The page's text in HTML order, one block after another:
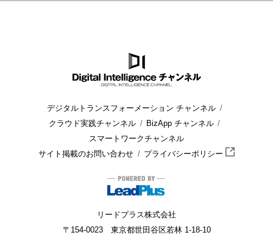
デジタルトランスフォーメーション チャンネル
クラウド実践チャンネル
BizApp チャンネル
スマートワークチャンネル
サイト掲載のお問い合わせ
プライバシーポリシー
リードプラス株式会社
〒154-0023 東京都世田谷区若林 1-18-10